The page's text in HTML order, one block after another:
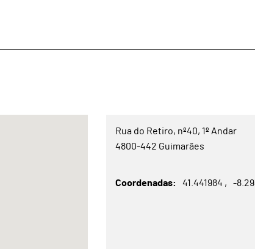
Rua do Retiro, nº40, 1º Andar
4800-442 Guimarães
Coordenadas 41.441984 -